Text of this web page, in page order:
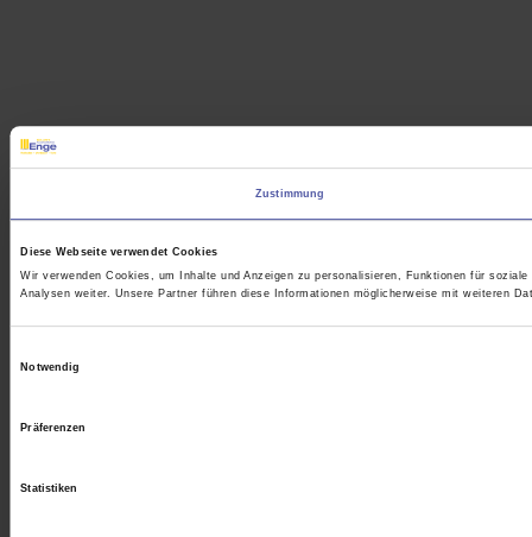
Zustimmung
Diese Webseite verwendet Cookies
Wir verwenden Cookies, um Inhalte und Anzeigen zu personalisieren, Funktionen für
Analysen weiter. Unsere Partner führen diese Informationen möglicherweise mit weiteren
Notwendig
Präferenzen
Statistiken